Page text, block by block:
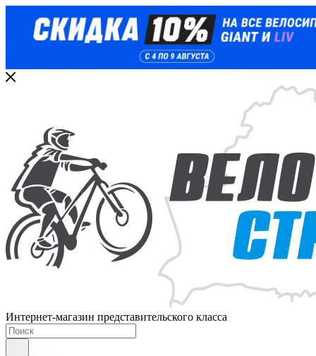
Интернет-магазин представительского класса